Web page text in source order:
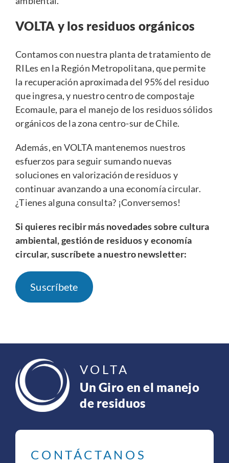
VOLTA y los residuos orgánicos
Contamos con nuestra planta de tratamiento de
RILes en la Región Metropolitana, que permite
la recuperación aproximada del 95% del residuo
que ingresa, y nuestro centro de compostaje
Ecomaule, para el manejo de los residuos sólidos
orgánicos de la zona centro-sur de Chile.
Además, en VOLTA mantenemos nuestros
esfuerzos para seguir sumando nuevas
soluciones en valorización de residuos y
continuar avanzando a una economía circular.
¿Tienes alguna consulta? ¡Conversemos!
Si quieres recibir más novedades sobre cultura
ambiental, gestión de residuos y economía
circular, suscríbete a nuestro newsletter:
Suscríbete
VOLTA
Un Giro en el manejo
de residuos
CONTÁCTANOS